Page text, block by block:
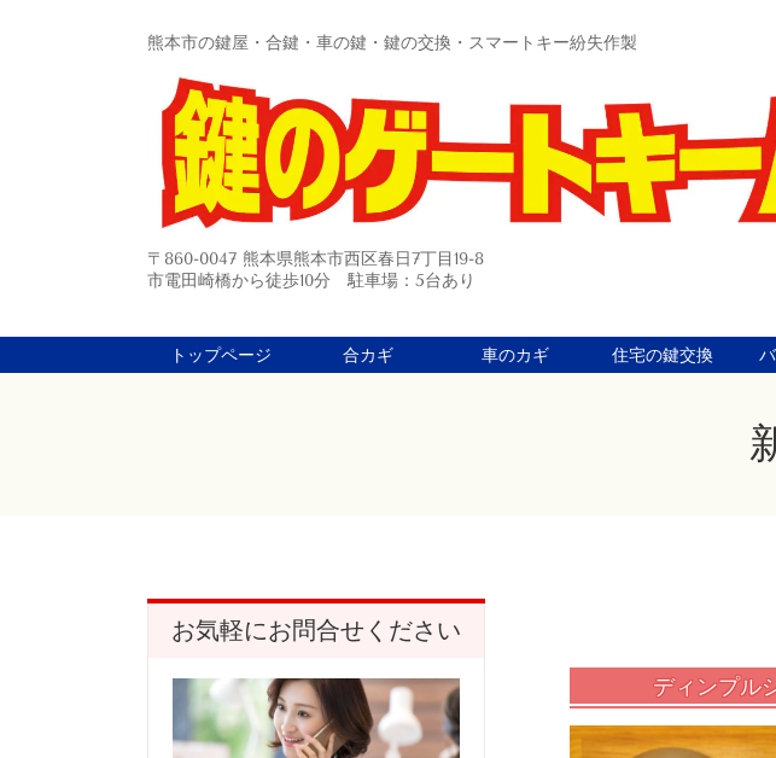
熊本市の鍵屋・合鍵・車の鍵・鍵の交換・スマートキー紛失作製
〒860-0047 熊本県熊本市西区春日7丁目19-8
市電田崎橋から徒歩10分 駐車場：5台あり
トップページ 合カギ 車のカギ 住宅の鍵交換
ディンプル
お気軽にお問合せください